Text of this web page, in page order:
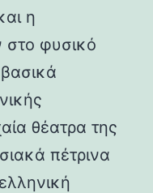
η
στο φυσικό
θέατρα της
πέτρινα